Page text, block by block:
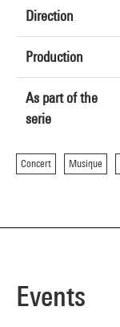
Direction
Production
As part of the
serie
Concert Musique
Events